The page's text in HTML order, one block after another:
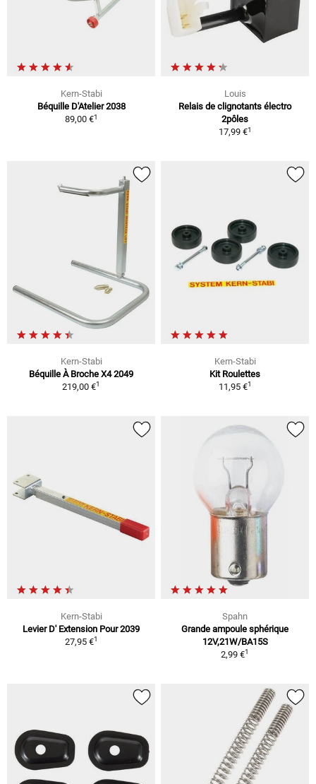
Kern-Stabi
Béquille D'Atelier 2038
89,00 €1
Louis
Relais de clignotants électro
2pôles
17,99 €1
Kern-Stabi
Béquille À Broche X4 2049
219,00 €1
Kern-Stabi
Kit Roulettes
11,95 €1
Kern-Stabi
Levier D' Extension Pour 2039
27,95 €1
Spahn
Grande ampoule sphérique
12V,21W/BA15S
2,99 €1